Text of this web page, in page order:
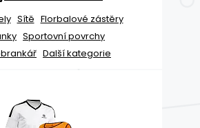
Sítě Florbalové zástěry
Sportovní povrchy
Další kategorie